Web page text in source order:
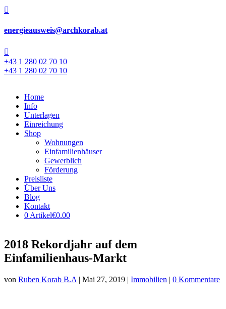

energieausweis@archkorab.at

+43 1 280 02 70 10
+43 1 280 02 70 10
Home
Info
Unterlagen
Einreichung
Shop
Wohnungen
Einfamilienhäuser
Gewerblich
Förderung
Preisliste
Über Uns
Blog
Kontakt
0 Artikel€0.00
2018 Rekordjahr auf dem
Einfamilienhaus-Markt
von Ruben Korab B.A | Mai 27, 2019 | Immobilien | 0 Kommentare